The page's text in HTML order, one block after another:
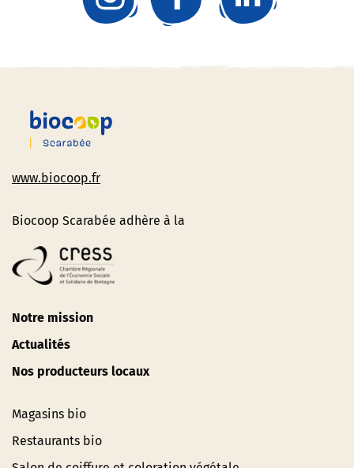
www.biocoop.fr
Biocoop Scarabée adhère à la
Notre mission
Actualités
Nos producteurs locaux
Magasins bio
Restaurants bio